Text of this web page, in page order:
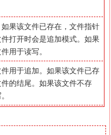
果该文件已存在，文件指针
打开时会是追加模式。如果
用于读写。
用于追加。如果该文件已存
的结尾。如果该文件不存